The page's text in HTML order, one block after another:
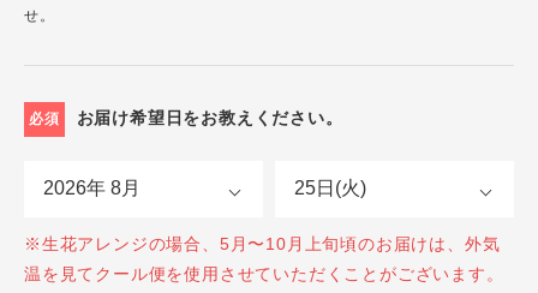
せ。
必須 お届け希望日をお教えください。
※生花アレンジの場合、5月〜10月上旬頃のお届けは、外気
温を見てクール便を使用させていただくことがございます。